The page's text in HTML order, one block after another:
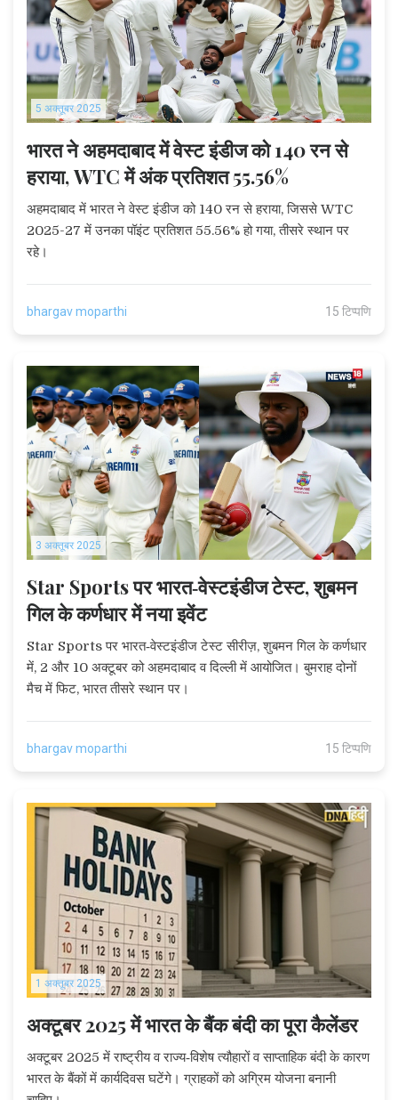
5 अक्तूबर 2025
भारत ने अहमदाबाद में वेस्ट इंडीज को 140 रन से
हराया, WTC में अंक प्रतिशत 55.56%
अहमदाबाद में भारत ने वेस्ट इंडीज को 140 रन से हराया, जिससे WTC
2025-27 में उनका पॉइंट प्रतिशत 55.56% हो गया, तीसरे स्थान पर
रहे।
bhargav moparthi 15 टिप्पणि
3 अक्तूबर 2025
Star Sports पर भारत‑वेस्टइंडीज टेस्ट, शुबमन
गिल के कर्णधार में नया इवेंट
Star Sports पर भारत‑वेस्टइंडीज टेस्ट सीरीज़, शुबमन गिल के कर्णधार
में, 2 और 10 अक्टूबर को अहमदाबाद व दिल्ली में आयोजित। बुमराह दोनों
मैच में फिट, भारत तीसरे स्थान पर।
bhargav moparthi 15 टिप्पणि
1 अक्तूबर 2025
अक्टूबर 2025 में भारत के बैंक बंदी का पूरा कैलेंडर
अक्टूबर 2025 में राष्ट्रीय व राज्य‑विशेष त्यौहारों व साप्ताहिक बंदी के कारण
भारत के बैंकों में कार्यदिवस घटेंगे। ग्राहकों को अग्रिम योजना बनानी